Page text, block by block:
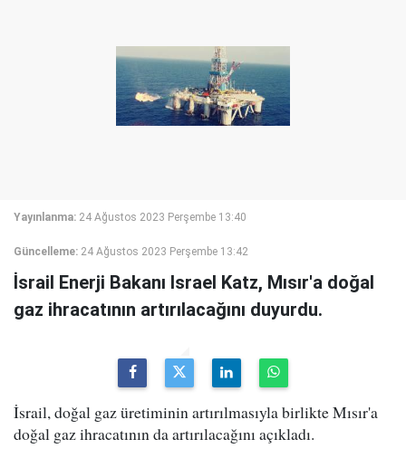
Yayınlanma: 24 Ağustos 2023 Perşembe 13:40
Güncelleme: 24 Ağustos 2023 Perşembe 13:42
İsrail Enerji Bakanı Israel Katz, Mısır'a doğal
gaz ihracatının artırılacağını duyurdu.
İsrail, doğal gaz üretiminin artırılmasıyla birlikte Mısır'a
doğal gaz ihracatının da artırılacağını açıkladı.